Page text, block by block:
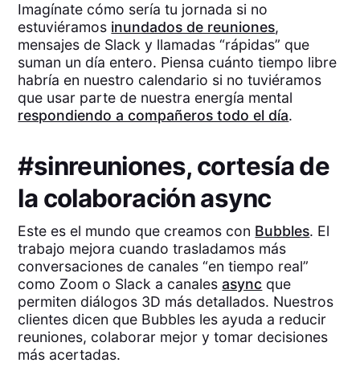
Imagínate cómo sería tu jornada si no
estuviéramos inundados de reuniones,
mensajes de Slack y llamadas “rápidas” que
suman un día entero. Piensa cuánto tiempo libre
habría en nuestro calendario si no tuviéramos
que usar parte de nuestra energía mental
respondiendo a compañeros todo el día.
#sinreuniones, cortesía de
la colaboración async
Este es el mundo que creamos con Bubbles. El
trabajo mejora cuando trasladamos más
conversaciones de canales “en tiempo real”
como Zoom o Slack a canalesasync que
permiten diálogos 3D más detallados. Nuestros
clientes dicen que Bubbles les ayuda a reducir
reuniones, colaborar mejor y tomar decisiones
más acertadas.